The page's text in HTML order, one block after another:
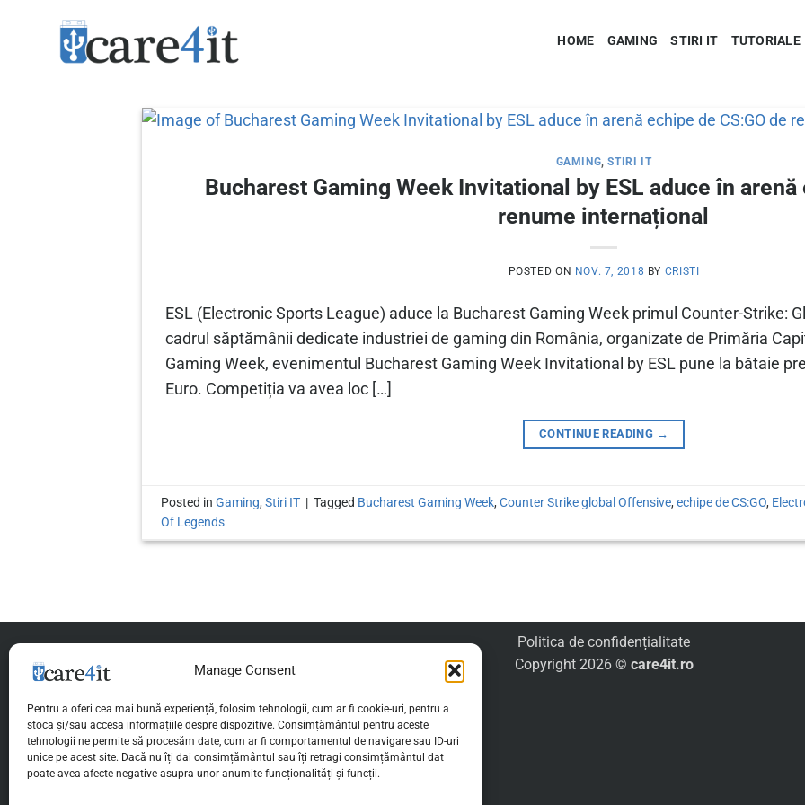
Manage Consent
Pentru a oferi cea mai bună experiență, folosim tehnologii, cum ar fi cookie-uri, pentru a
stoca și/sau accesa informațiile despre dispozitive. Consimțământul pentru aceste
tehnologii ne permite să procesăm date, cum ar fi comportamentul de navigare sau ID-uri
unice pe acest site. Dacă nu îți dai consimțământul sau îți retragi consimțământul dat
poate avea afecte negative asupra unor anumite funcționalități și funcții.
HOME GAMING STIRI IT TUTORIALE
GAMING,STIRI IT
Bucharest Gaming Week Invitational by ESL aduce în arenă
renume internațional
POSTED ON NOV. 7, 2018 BY CRISTI
ESL (Electronic Sports League) aduce la Bucharest Gaming Week primul Counter-Strike:
cadrul săptămânii dedicate industriei de gaming din România, organizate de Primăria
Gaming Week, evenimentul Bucharest Gaming Week Invitational by ESL pune la bătaie
Euro. Competiția va avea loc […]
CONTINUE READING →
Posted in Gaming,Stiri IT | Tagged Bucharest Gaming Week,Counter Strike global Offensive,echipe de CS:GO,
Of Legends
Politica de confidențialitate
Copyright 2026 © care4it.ro